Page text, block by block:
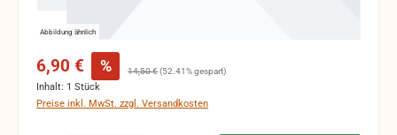
Abbildung ähnlich
Verkaufspreis:
6,90 € % Regulärer Preis:
14,50 €(52.41% gespart)
Inhalt: 1 Stück
Preise inkl. MwSt. zzgl. Versandkosten